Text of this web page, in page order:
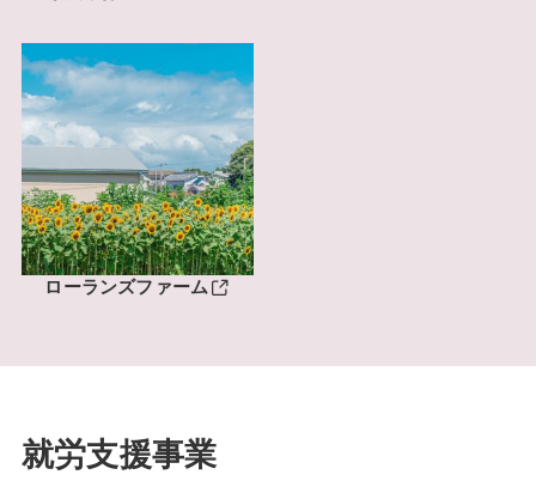
ローランズファーム
就労支援事業